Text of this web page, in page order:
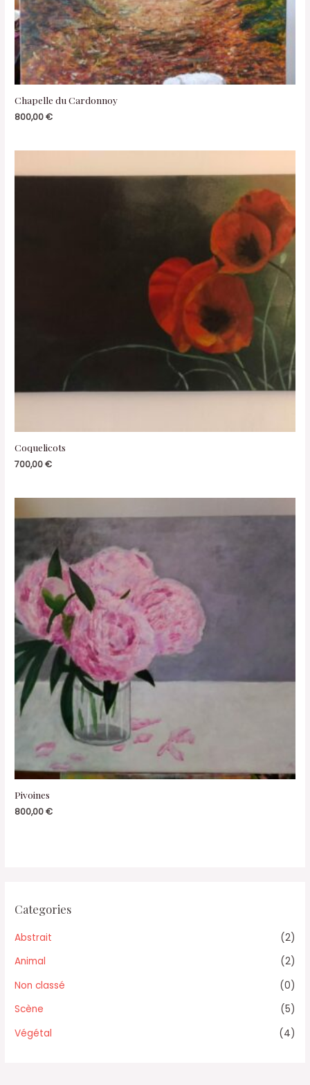
Categories
Abstrait
(2)
Animal
(2)
Non classé
(0)
Scène
(5)
Végétal
(4)
Chapelle du Cardonnoy
800,00€
Coquelicots
700,00€
Pivoines
800,00€